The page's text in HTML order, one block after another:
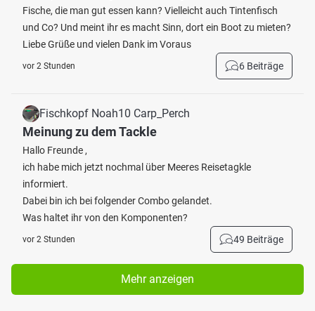
Fische, die man gut essen kann? Vielleicht auch Tintenfisch
und Co? Und meint ihr es macht Sinn, dort ein Boot zu mieten?
Liebe Grüße und vielen Dank im Voraus
vor 2 Stunden 6 Beiträge
Fischkopf Noah10 Carp_Perch
Meinung zu dem Tackle
Hallo Freunde ,
ich habe mich jetzt nochmal über Meeres Reisetagkle
informiert.
Dabei bin ich bei folgender Combo gelandet.
Was haltet ihr von den Komponenten?
vor 2 Stunden 49 Beiträge
Mehr anzeigen